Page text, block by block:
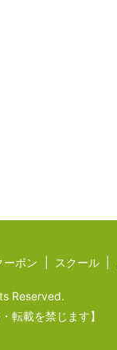
ーポン スクール
Reserved.
転載を禁じます】